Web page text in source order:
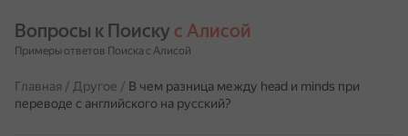
Вопросы к Поиску с Алисой
Примеры ответов Поиска с Алисой
Главная / Другое / В чем разница между head и minds при
переводе с английского на русский?